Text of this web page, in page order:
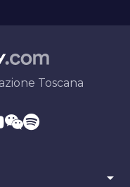
Toscana
arrow_drop_down